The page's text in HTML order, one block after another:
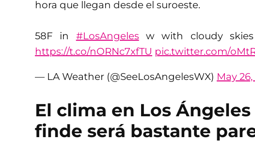
hora que llegan desde el suroeste.
58F in #LosAngeles w with cloudy
https://t.co/nORNc7xfTU pic.twitter.com/
— LA Weather (@SeeLosAngelesWX) May
El clima en Los
finde será bastante